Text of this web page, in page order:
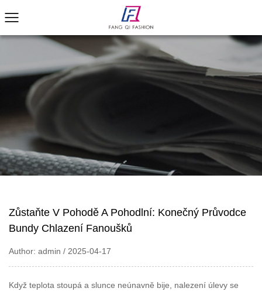
Zůstaňte V Pohodě A Pohodlní: Konečný Průvodce
Bundy Chlazení Fanoušků
Author: admin / 2025-04-17
Když teplota stoupá a slunce neúnavně bije, nalezení úlevy se